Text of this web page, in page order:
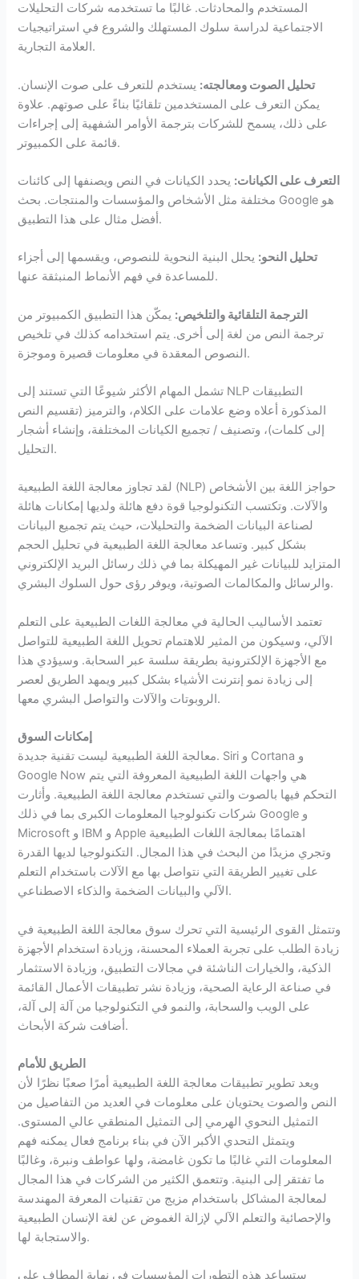
المستخدم والمحادثات. غالبًا ما تستخدمه شركات التحليلات
الاجتماعية لدراسة سلوك المستهلك والشروع في استراتيجيات
العلامة التجارية.
تحليل الصوت ومعالجته: يستخدم للتعرف على صوت الإنسان.
يمكن التعرف على المستخدمين تلقائيًا بناءً على صوتهم. علاوة
على ذلك، يسمح للشركات بترجمة الأوامر الشفهية إلى إجراءات
قائمة على الكمبيوتر.
التعرف على الكيانات: يحدد الكيانات في النص ويصنفها إلى كائنات
مختلفة مثل الأشخاص والمؤسسات والمنتجات. بحث Google هو
أفضل مثال على هذا التطبيق.
تحليل النحو: يحلل البنية النحوية للنصوص، ويقسمها إلى أجزاء
للمساعدة في فهم الأنماط المنبثقة عنها.
الترجمة التلقائية والتلخيص: يمكّن هذا التطبيق الكمبيوتر من
ترجمة النص من لغة إلى أخرى. يتم استخدامه كذلك في تلخيص
النصوص المعقدة في معلومات قصيرة وموجزة.
تشمل المهام الأكثر شيوعًا التي تستند إلى NLP التطبيقات
المذكورة أعلاه وضع علامات على الكلام، والترميز (تقسيم النص
إلى كلمات)، وتصنيف / تجميع الكيانات المختلفة، وإنشاء أشجار
التحليل.
لقد تجاوز معالجة اللغة الطبيعية (NLP) حواجز اللغة بين الأشخاص
والآلات. وتكتسب التكنولوجيا قوة دفع هائلة ولديها إمكانات هائلة
لصناعة البيانات الضخمة والتحليلات، حيث يتم تجميع البيانات
بشكل كبير. وتساعد معالجة اللغة الطبيعية في تحليل الحجم
المتزايد للبيانات غير المهيكلة بما في ذلك رسائل البريد الإلكتروني
والرسائل والمكالمات الصوتية، ويوفر رؤى حول السلوك البشري.
تعتمد الأساليب الحالية في معالجة اللغات الطبيعية على التعلم
الآلي، وسيكون من المثير للاهتمام تحويل اللغة الطبيعية للتواصل
مع الأجهزة الإلكترونية بطريقة سلسة عبر السحابة. وسيؤدي هذا
إلى زيادة نمو إنترنت الأشياء بشكل كبير ويمهد الطريق لعصر
الروبوتات والآلات والتواصل البشري معها.
إمكانات السوق
معالجة اللغة الطبيعية ليست تقنية جديدة. Siri و Cortana و
Google Now هي واجهات اللغة الطبيعية المعروفة التي يتم
التحكم فيها بالصوت والتي تستخدم معالجة اللغة الطبيعية. وأثارت
شركات تكنولوجيا المعلومات الكبرى بما في ذلك Google و
Microsoft و IBM و Apple اهتمامًا بمعالجة اللغات الطبيعية
وتجري مزيدًا من البحث في هذا المجال. التكنولوجيا لديها القدرة
على تغيير الطريقة التي نتواصل بها مع الآلات باستخدام التعلم
الآلي والبيانات الضخمة والذكاء الاصطناعي.
وتتمثل القوى الرئيسية التي تحرك سوق معالجة اللغة الطبيعية في
زيادة الطلب على تجربة العملاء المحسنة، وزيادة استخدام الأجهزة
الذكية، والخيارات الناشئة في مجالات التطبيق، وزيادة الاستثمار
في صناعة الرعاية الصحية، وزيادة نشر تطبيقات الأعمال القائمة
على الويب والسحابة، والنمو في التكنولوجيا من آلة إلى آلة،
أضافت شركة الأبحاث.
الطريق للأمام
ويعد تطوير تطبيقات معالجة اللغة الطبيعية أمرًا صعبًا نظرًا لأن
النص والصوت يحتويان على معلومات في العديد من التفاصيل من
التمثيل النحوي الهرمي إلى التمثيل المنطقي عالي المستوى.
ويتمثل التحدي الأكبر الآن في بناء برنامج فعال يمكنه فهم
المعلومات التي غالبًا ما تكون غامضة، ولها عواطف ونبرة، وغالبًا
ما تفتقر إلى البنية. وتتعمق الكثير من الشركات في هذا المجال
لمعالجة المشاكل باستخدام مزيج من تقنيات المعرفة المهندسة
والإحصائية والتعلم الآلي لإزالة الغموض عن لغة الإنسان الطبيعية
والاستجابة لها.
ستساعد هذه التطورات المؤسسات في نهاية المطاف على